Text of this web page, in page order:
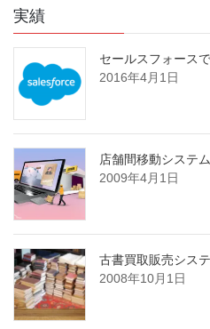
実績
セールスフォース
2016年4月1日
店舗間移動システム
2009年4月1日
古書買取販売シス
2008年10月1日